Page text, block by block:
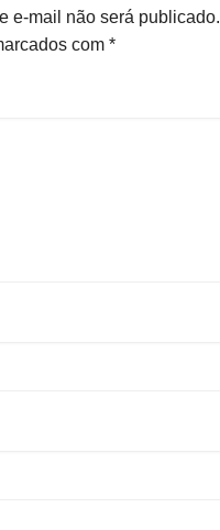
e-mail não será publicado.
com*